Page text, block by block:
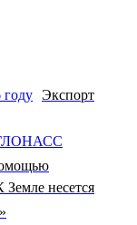
Экспорт
Земле несется